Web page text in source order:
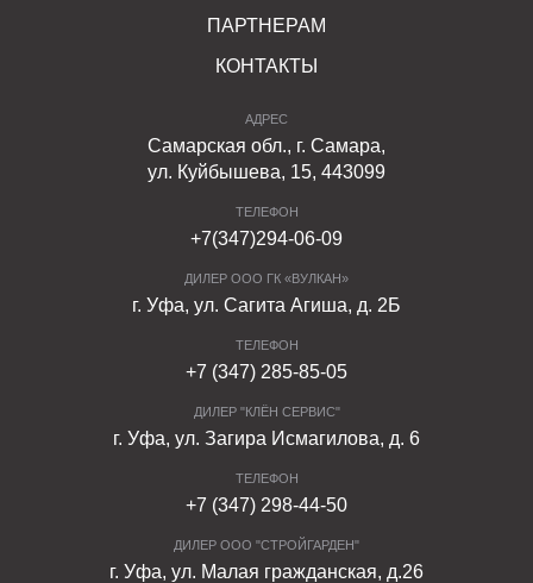
ПАРТНЕРАМ
КОНТАКТЫ
АДРЕС
Самарская обл., г. Самара,
ул. Куйбышева, 15, 443099
ТЕЛЕФОН
+7(347)294-06-09
ДИЛЕР ООО ГК «ВУЛКАН»
г. Уфа, ул. Сагита Агиша, д. 2Б
ТЕЛЕФОН
+7 (347) 285-85-05
ДИЛЕР "КЛЁН СЕРВИС"
г. Уфа, ул. Загира Исмагилова, д. 6
ТЕЛЕФОН
+7 (347) 298-44-50
ДИЛЕР ООО "СТРОЙГАРДЕН"
г. Уфа, ул. Малая гражданская, д.26